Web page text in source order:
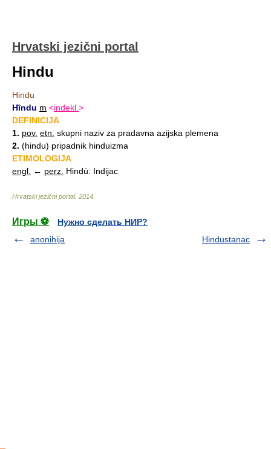
Hrvatski jezični portal
Hindu
Hindu
Hȉndu m <indekl. >
DEFINICIJA
1. pov. etn. skupni naziv za pradavna azijska plemena
2. (hindu) pripadnik hinduizma
ETIMOLOGIJA
engl.
← perz. Hindū: Indijac
Hrvatski jezični portal. 2014
Игры ⚽
Нужно сделать НИР?
anonihija
Hindustanac